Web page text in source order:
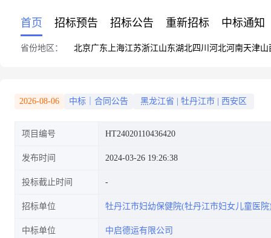
首页 招标预告 招标公告 重新招标 中标通知
省份地区： 北京广东 上海江苏浙江山东湖北四川 河北河南天津山
2026-08-06 中标｜合同公告 黑龙江省 牡丹江市 西安区
项目编号 HT24020110436420
发布时间 2024-03-26 19:26:38
投标截止时间
招标单位 牡丹江市妇幼保健院(牡丹江市妇女儿童医院
中标单位 中启德运有限公司